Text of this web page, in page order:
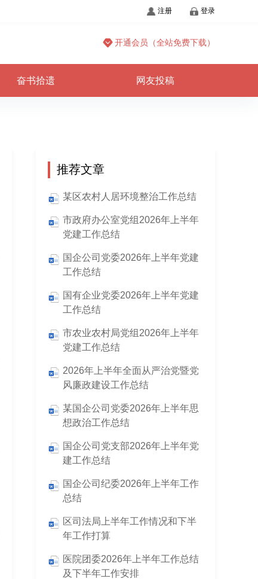
注册 登录
开通会员（全站免费下载）
奋书拾遗 网友投稿
推荐文章
某区农村人居环境整治工作总结
市政府办公室党组2026年上半年
党建工作总结
国企公司党委2026年上半年党建
工作总结
国有企业党委2026年上半年党建
工作总结
市农业农村局党组2026年上半年
党建工作总结
2026年上半年全面从严治党暨党
风廉政建设工作总结
某国企公司党委2026年上半年思
想政治工作总结
国企公司党支部2026年上半年党
建工作总结
国企公司纪委2026年上半年工作
总结
区司法局上半年工作情况和下半
年工作打算
医院团委2026年上半年工作总结
及下半年工作安排